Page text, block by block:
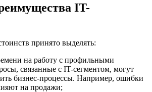
IT-
принято выделять:
на работу с профильными
связанные с IT-сегментом, могут
бизнес-процессы. Например, ошибки
на продажи;